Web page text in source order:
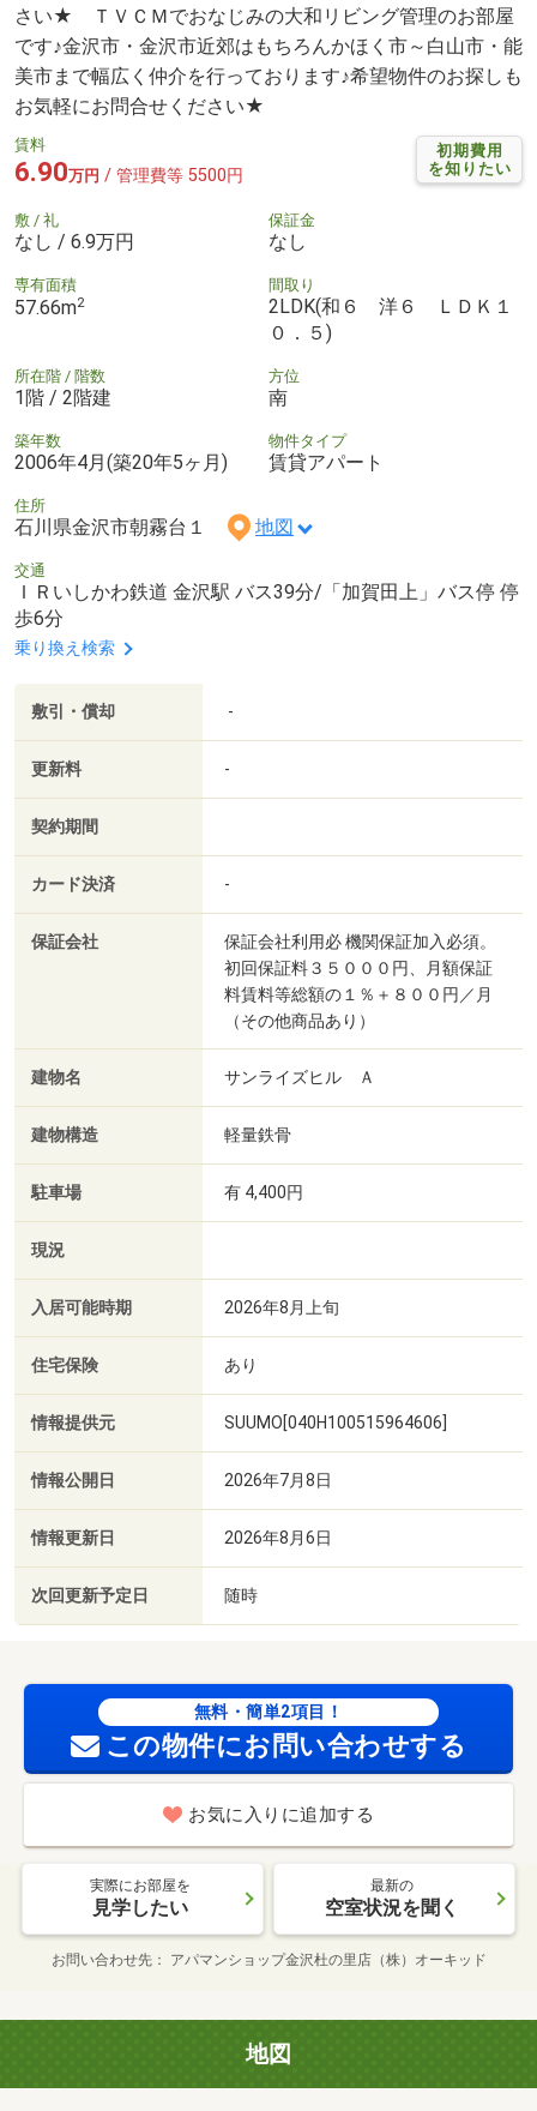
さい★ ＴＶＣＭでおなじみの大和リビング管理のお部屋
です♪金沢市・金沢市近郊はもちろんかほく市～白山市・能
美市まで幅広く仲介を行っております♪希望物件のお探しも
お気軽にお問合せください★
初期費用
を知りたい
賃料
6.90万円 / 管理費等 5500円
敷 / 礼
なし / 6.9万円
保証金
なし
専有面積
57.66m2
間取り
2LDK(和６ 洋６ ＬＤＫ１
０．５)
所在階 / 階数
1階 / 2階建
方位
南
築年数
2006年4月(築20年5ヶ月)
物件タイプ
賃貸アパート
住所
石川県金沢市朝霧台１ 地図
交通
ＩＲいしかわ鉄道 金沢駅 バス39分/「加賀田上」バス停 停
歩6分
乗り換え検索
敷引・償却 -
更新料 -
契約期間
カード決済 -
保証会社
保証会社利用必 機関保証加入必須。
初回保証料３５０００円、月額保証
料賃料等総額の１％＋８００円／月
（その他商品あり）
建物名 サンライズヒル Ａ
建物構造 軽量鉄骨
駐車場 有 4,400円
現況
入居可能時期 2026年8月上旬
住宅保険 あり
情報提供元 SUUMO[040H100515964606]
情報公開日 2026年7月8日
情報更新日 2026年8月6日
次回更新予定日 随時
無料・簡単2項目！
この物件にお問い合わせする
お気に入りに追加する
実際にお部屋を
見学したい
最新の
空室状況を聞く
お問い合わせ先 アパマンショップ金沢杜の里店（株）オーキッド
地図